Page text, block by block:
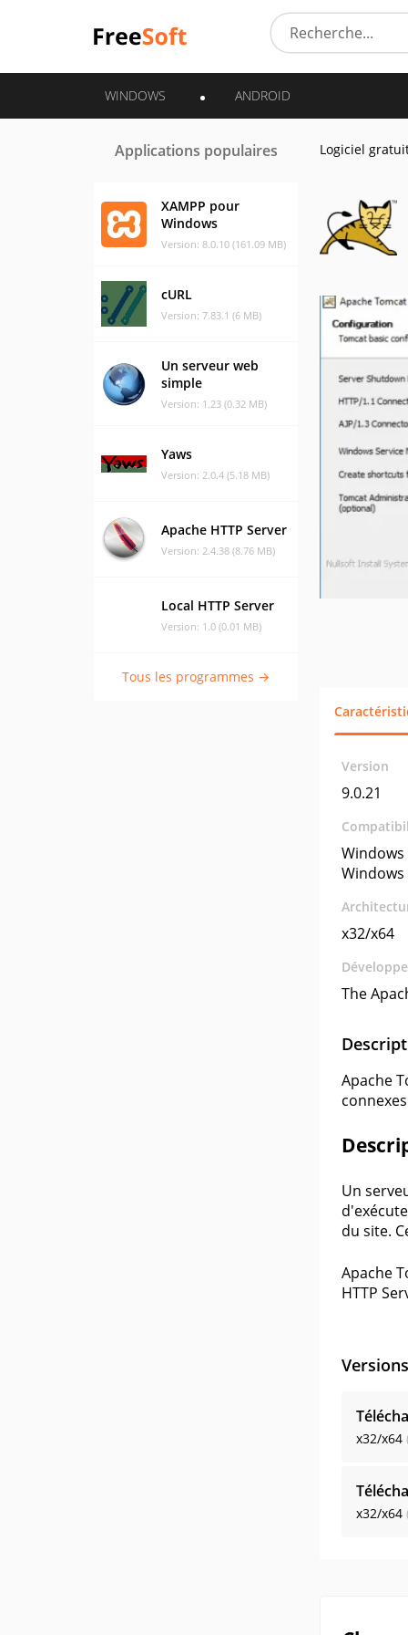
WINDOWS ANDROID
Applications populaires
XAMPP pour
Windows
Version: 8.0.10 (161.09 MB)
cURL
Version: 7.83.1 (6 MB)
Un serveur web
simple
Version: 1.23 (0.32 MB)
Yaws
Version: 2.0.4 (5.18 MB)
Apache HTTP Server
Version: 2.4.38 (8.76 MB)
Local HTTP Server
Version: 1.0 (0.01 MB)
Tous les programmes →
Logiciel
Version
9.0.21
Windows
Windows
x32/x64
The
Apache
Un
du site.
Apache
HTTP
Versions
x32/x64
x32/x64